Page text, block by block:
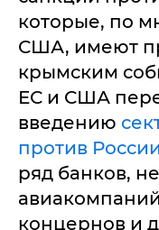
которые, по
США, имеют
крымским
ЕС и США
введению
против России
ряд банков,
концернов и